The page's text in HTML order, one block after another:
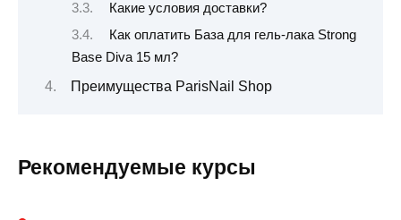
Какие условия доставки?
Как оплатить База для гель-лака Strong
Base Diva 15 мл?
Преимущества ParisNail Shop
Рекомендуемые курсы